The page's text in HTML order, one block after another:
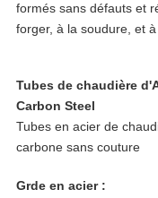
formés sans défauts et
forger, à la soudure, et à
Tubes de chaudière
Carbon Steel
Tubes en acier de
carbone sans couture
Grde en acier :